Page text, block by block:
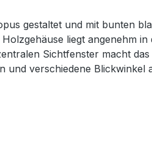
gestaltet und mit bunten
liegt angenehm
Sichtfenster macht
und verschiedene Blickwinkel